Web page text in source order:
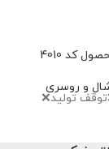
کد 4010
و روسری
تولید❌